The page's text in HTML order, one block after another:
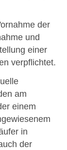
der
und
einer
verpflichtet.
am
einem
in
der